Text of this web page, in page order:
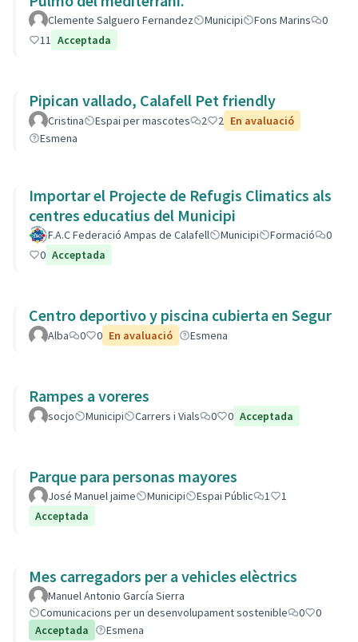
Clemente Salguero Fernandez Municipi Fons Marins
0
11 Acceptada
Pipican vallado, Calafell Pet friendly
Cristina Espai per mascotes 2 2 En avaluació
Esmena
Importar el Projecte de Refugis Climatics als
centres educatius del Municipi
F.A.C Federació Ampas de Calafell Municipi Formació
0
0 Acceptada
Centro deportivo y piscina cubierta en Segur
Alba 0 0 En avaluació Esmena
Rampes a voreres
socjo Municipi Carrers i Vials 0 0 Acceptada
Parque para personas mayores
José Manuel jaime Municipi Espai Públic 1
1
Acceptada
Mes carregadors per a vehicles elèctrics
Manuel Antonio García Sierra
Comunicacions per un desenvolupament sostenible
0
0
Acceptada
Esmena